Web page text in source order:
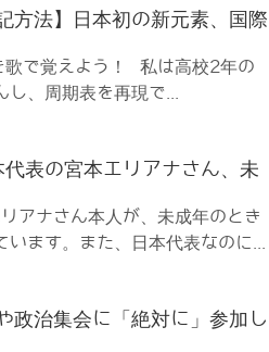
方法】日本初の新元素、国際
歌で覚えよう！ 私は高校2年の
、周期表を再現で...
表の宮本エリアナさん、未
アナさん本人が、未成年のとき
ます。また、日本代表なのに...
政治集会に「絶対に」参加し